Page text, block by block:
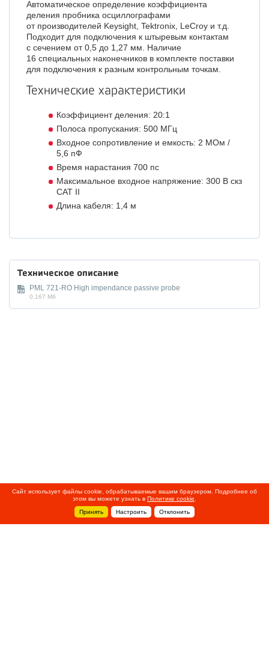
Автоматическое определение коэффициента
деления пробника осциллографами
от производителей Keysight, Tektronix, LeCroy и т.д.
Подходит для подключения к штыревым контактам
с сечением от 0,5 до 1,27 мм. Наличие
16 специальных наконечников в комплекте поставки
для подключения к разным контрольным точкам.
Технические характеристики
Коэффициент деления: 20:1
Полоса пропускания: 500 МГц
Входное сопротивление и емкость: 2 МОм /
5,6 пФ
Время нарастания 700 пс
Максимальное входное напряжение: 300 В скз
CAT II
Длина кабеля: 1,4 м
Техническое описание
PML 721-RO High impendance passive probe
0.167 Мб
Сайт использует файлы cookie, обрабатываемые вашим браузером. Подробнее об
этом вы можете узнать в Политике cookie
Принять
Настроить Отклонить